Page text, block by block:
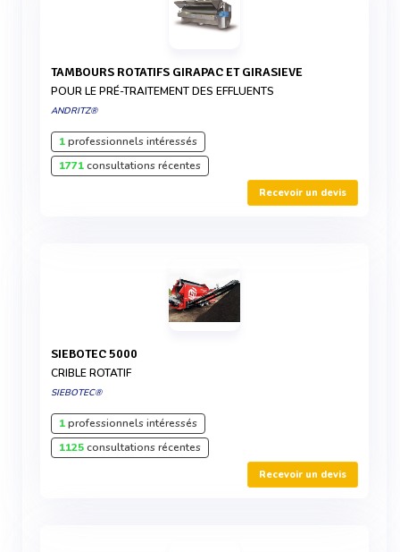
TAMBOURS ROTATIFS GIRAPAC ET GIRASIEVE
POUR LE PRÉ-TRAITEMENT DES EFFLUENTS
ANDRITZ®
1professionnels intéressés
1771consultations récentes
Recevoir un devis
SIEBOTEC 5000
CRIBLE ROTATIF
SIEBOTEC®
1professionnels intéressés
1125consultations récentes
Recevoir un devis